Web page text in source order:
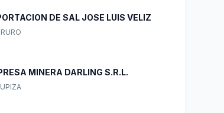
DE SAL JOSE LUIS VELIZ
MINERA DARLING S.R.L.